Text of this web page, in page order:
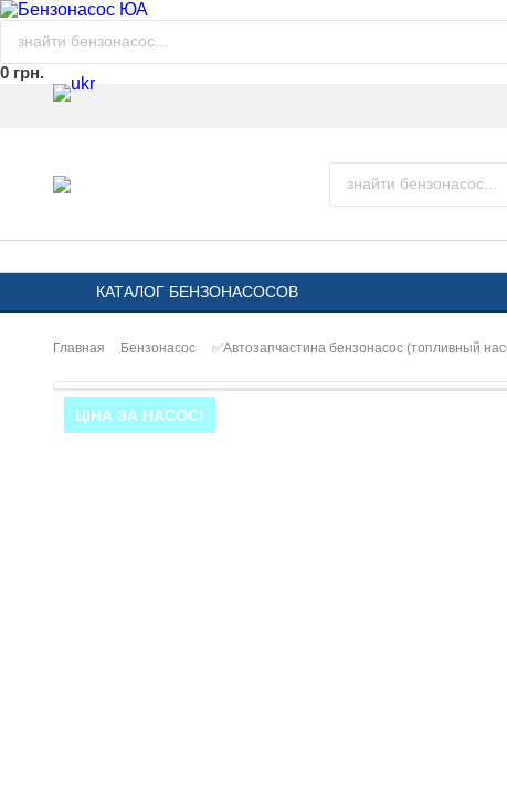
0 грн.
КАТАЛОГ БЕНЗОНАСОСОВ
Главная Бензонасос ✅Автозапчастина бензонасос (топливный
ЦІНА ЗА НАСОС!